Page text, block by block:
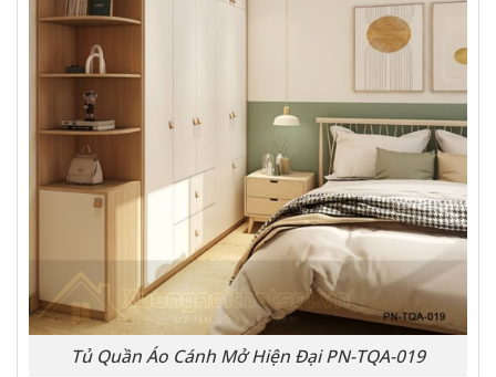
Tủ Quần Áo Cánh Mở Hiện Đại PN-TQA-019